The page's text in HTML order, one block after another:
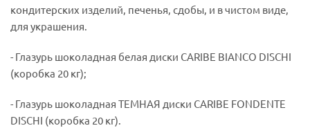
кондитерских изделий, печенья, сдобы, и в чистом виде,
для украшения.
- Глазурь шоколадная белая диски CARIBE BIANCO DISCHI
(коробка 20 кг);
- Глазурь шоколадная ТЕМНАЯ диски CARIBE FONDENTE
DISCHI (коробка 20 кг).